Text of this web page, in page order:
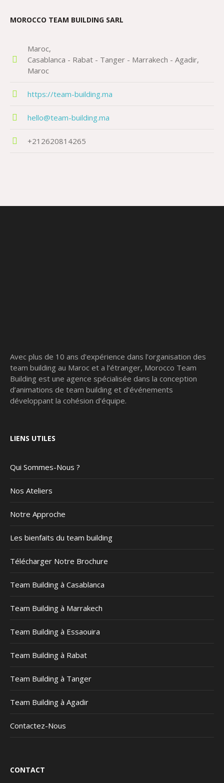
MOROCCO TEAM BUILDING SARL
Maroc
Casablanca - Rabat - Tanger - Marrakech - Agadir
Maroc
https://team-building.ma
hello@team-building.ma
+212620814265
Avec plus de 10 ans d'expérience dans l’organisation des
team building au Maroc et a l’étranger, Morocco Team
Building est une agence spécialisée dans la conception
d’animations de team building et d'événements
développant la cohésion d'équipe.
LIENS UTILES
Qui Sommes-Nous ?
Nos Ateliers
Notre Approche
Les bienfaits du team building
Télécharger Notre Brochure
Team Building à Casablanca
Team Building à Marrakech
Team Building à Essaouira
Team Building à Rabat
Team Building à Tanger
Team Building à Agadir
Contactez-Nous
CONTACT